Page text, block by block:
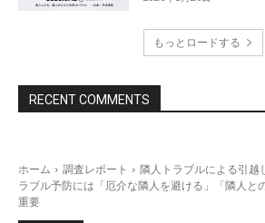
もっとロードする
RECENT COMMENTS